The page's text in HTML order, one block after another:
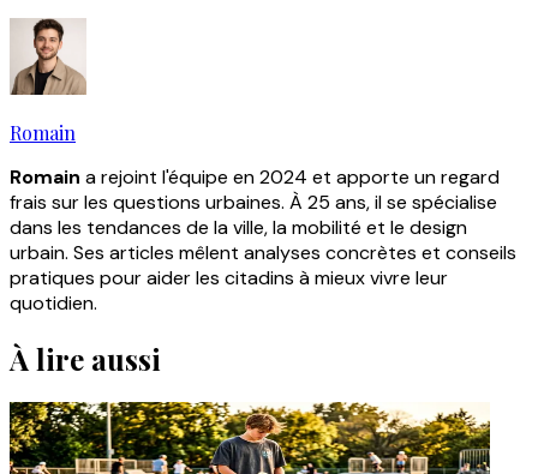
Romain
Romain a rejoint l'équipe en 2024 et apporte un regard
frais sur les questions urbaines. À 25 ans, il se spécialise
dans les tendances de la ville, la mobilité et le design
urbain. Ses articles mêlent analyses concrètes et conseils
pratiques pour aider les citadins à mieux vivre leur
quotidien.
À lire aussi